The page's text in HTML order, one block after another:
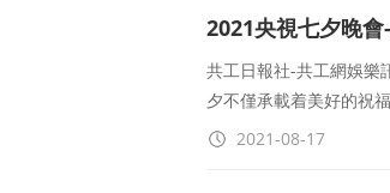
2021央視七夕晚
共工日報社-共工網娛樂
夕不僅承載着美好的祝
2021-08-17